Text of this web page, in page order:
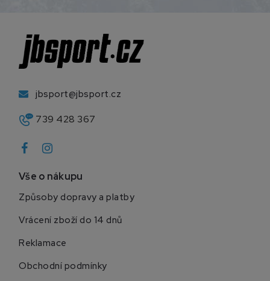
jbsport@jbsport.cz
739 428 367
Vše o nákupu
Způsoby dopravy a platby
Vrácení zboží do 14 dnů
Reklamace
Obchodní podmínky